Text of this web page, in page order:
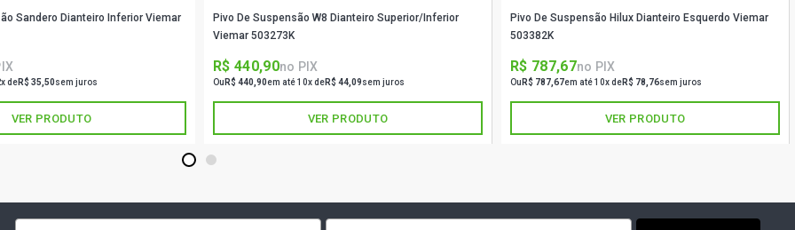
HILUX SW4 SRV SUV 2.7 16V 2TR-FE L4 FLEX
(2016 - 2021)
HILUX CD SRV PICKUP 2.7 16V 2TR-FE L4 FLEX
Sandero Dianteiro Inferior Viemar
deR$ 35,50sem juros
VER PRODUTO
Pivo De Suspensão W8 Dianteiro Superior/Inferior
Viemar 503273K
R$ 440,90no PIX
Ou R$ 440,90em até 10x deR$ 44,09sem juros
VER PRODUTO
Pivo De Suspensão Hilux Dianteiro Esquerdo Viemar
503382K
R$ 787,67no PIX
Ou R$ 787,67em até 10x deR$ 78,76sem juros
VER PRODUTO
1 2